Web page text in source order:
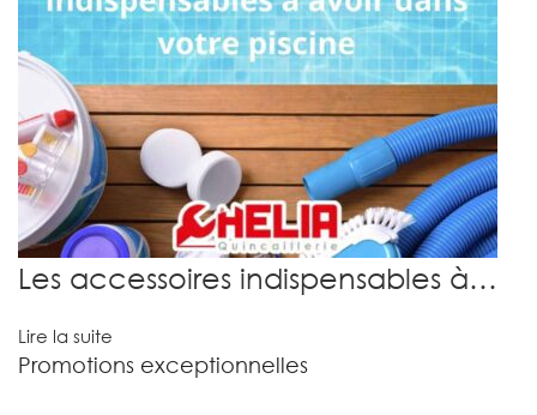
Les accessoires indispensables à…
Lire la suite
Promotions exceptionnelles